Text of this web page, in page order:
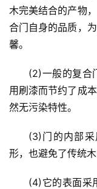
木完美结合的产物
合门自身的品质，
馨。
(2)一般的复合
用刷漆而节约了成
然无污染特性。
(3)门的内部
形，也避免了传统
(4)它的表面采